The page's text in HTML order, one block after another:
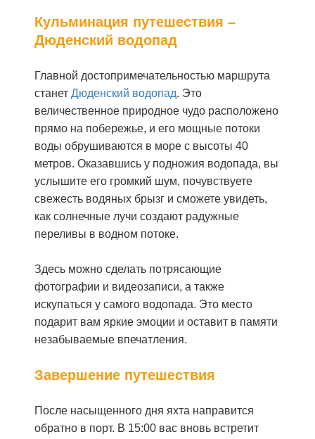
Кульминация путешествия –
Дюденский водопад
Главной достопримечательностью маршрута
станет Дюденский водопад. Это
величественное природное чудо расположено
прямо на побережье, и его мощные потоки
воды обрушиваются в море с высоты 40
метров. Оказавшись у подножия водопада, вы
услышите его громкий шум, почувствуете
свежесть водяных брызг и сможете увидеть,
как солнечные лучи создают радужные
переливы в водном потоке.
Здесь можно сделать потрясающие
фотографии и видеозаписи, а также
искупаться у самого водопада. Это место
подарит вам яркие эмоции и оставит в памяти
незабываемые впечатления.
Завершение путешествия
После насыщенного дня яхта направится
обратно в порт. В 15:00 вас вновь встретит